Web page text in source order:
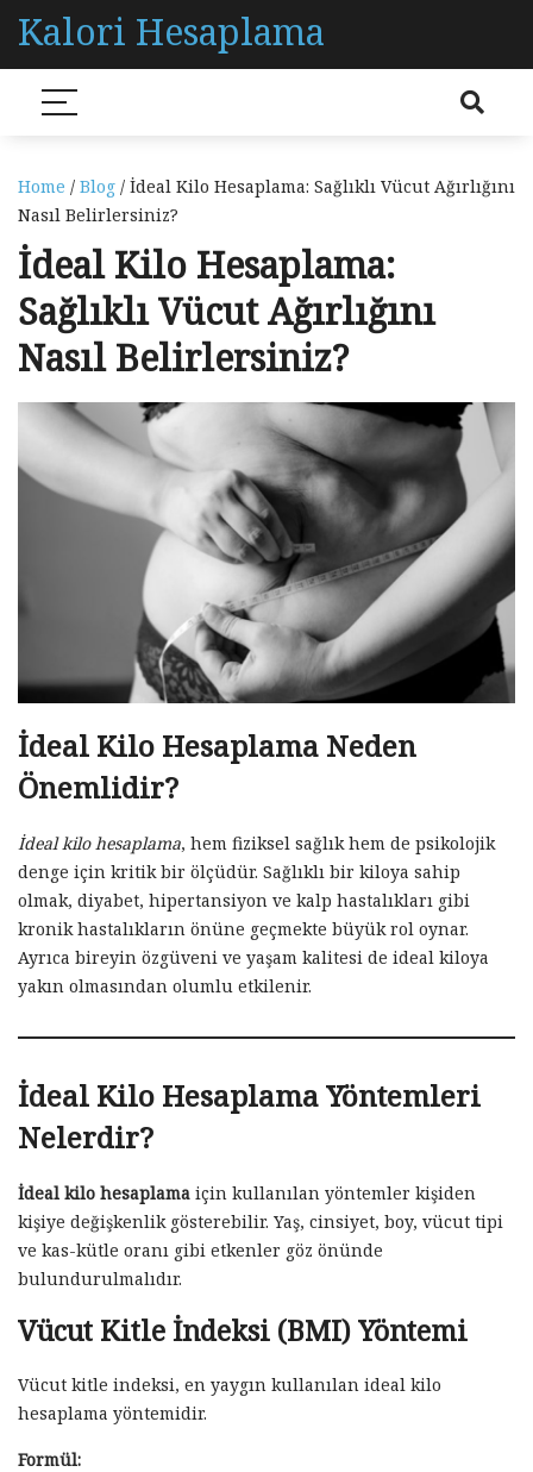
Kalori Hesaplama
Home / Blog / İdeal Kilo Hesaplama: Sağlıklı Vücut Ağırlığını
Nasıl Belirlersiniz?
İdeal Kilo Hesaplama:
Sağlıklı Vücut Ağırlığını
Nasıl Belirlersiniz?
İdeal Kilo Hesaplama Neden
Önemlidir?
İdeal kilo hesaplama, hem fiziksel sağlık hem de psikolojik
denge için kritik bir ölçüdür. Sağlıklı bir kiloya sahip
olmak, diyabet, hipertansiyon ve kalp hastalıkları gibi
kronik hastalıkların önüne geçmekte büyük rol oynar.
Ayrıca bireyin özgüveni ve yaşam kalitesi de ideal kiloya
yakın olmasından olumlu etkilenir.
İdeal Kilo Hesaplama Yöntemleri
Nelerdir?
İdeal kilo hesaplama için kullanılan yöntemler kişiden
kişiye değişkenlik gösterebilir. Yaş, cinsiyet, boy, vücut tipi
ve kas-kütle oranı gibi etkenler göz önünde
bulundurulmalıdır.
Vücut Kitle İndeksi (BMI) Yöntemi
Vücut kitle indeksi, en yaygın kullanılan ideal kilo
hesaplama yöntemidir.
Formül: